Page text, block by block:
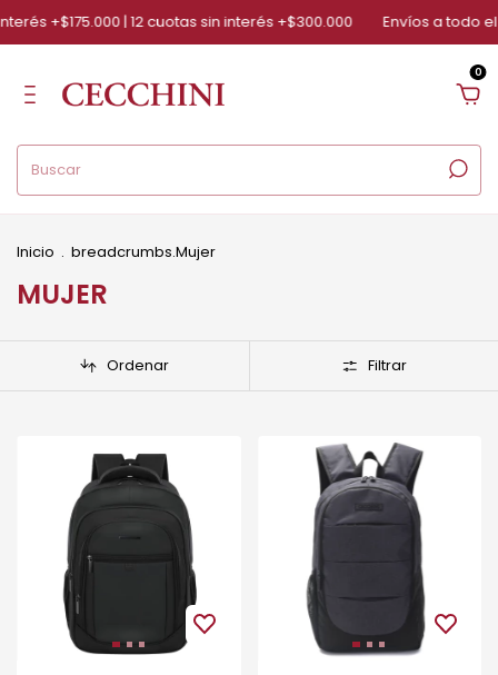
| 12 cuotas sin interés +$300.000 Envíos a todo el país
0
Inicio . breadcrumbs.Mujer
MUJER
Ordenar Filtrar